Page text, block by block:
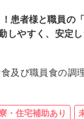
患者様と職員の
しやすく、安定
食及び職員食の調
・住宅補助あり